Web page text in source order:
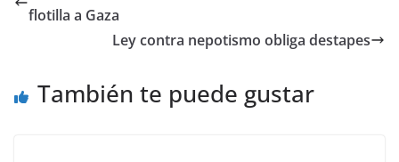
flotilla a Gaza
Ley contra nepotismo obliga destapes
También te puede gustar